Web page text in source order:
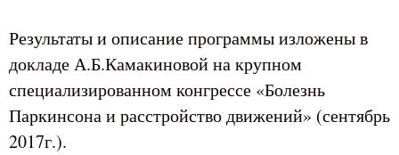
Результаты и описание программы изложены в
докладе А.Б.Камакиновой на крупном
специализированном конгрессе «Болезнь
Паркинсона и расстройство движений» (сентябрь
2017г.).